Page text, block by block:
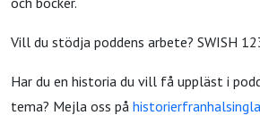
Vill du stödja poddens arbete? SWISH
Har du en historia du vill få uppläst i
tema? Mejla oss på